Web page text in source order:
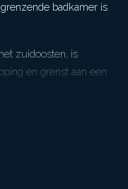
badkamer is
zuidoosten, is
en grenst aan een
ontbijt. Mocht het
te genieten van de